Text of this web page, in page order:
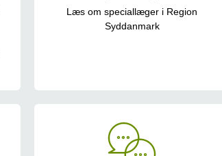
Læs om speciallæger i Region
Syddanmark